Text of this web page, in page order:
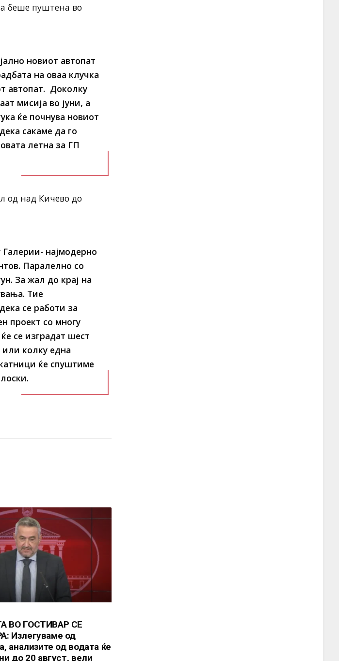
беше пуштена во
новиот автопат
на оваа клучка
автопат. Доколку
мисија во јуни, а
ќе почнува новиот
сакаме да го
летна за ГП
од над Кичево до
Галерии- најмодерно
Паралелно со
За жал до крај на
Тие
се работи за
проект со многу
се изградат шест
или колку една
ќе спуштиме
ВО ГОСТИВАР СЕ
Излегуваме од
анализите од водата ќе
до 20 август, вели